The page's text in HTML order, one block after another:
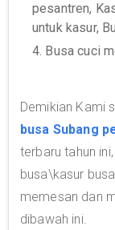
pesantren,
untuk kasur,
4. Busa cuci
Demikian Kami
busa Subang
terbaru tahun
busa\kasur
memesan dan
dibawah ini.